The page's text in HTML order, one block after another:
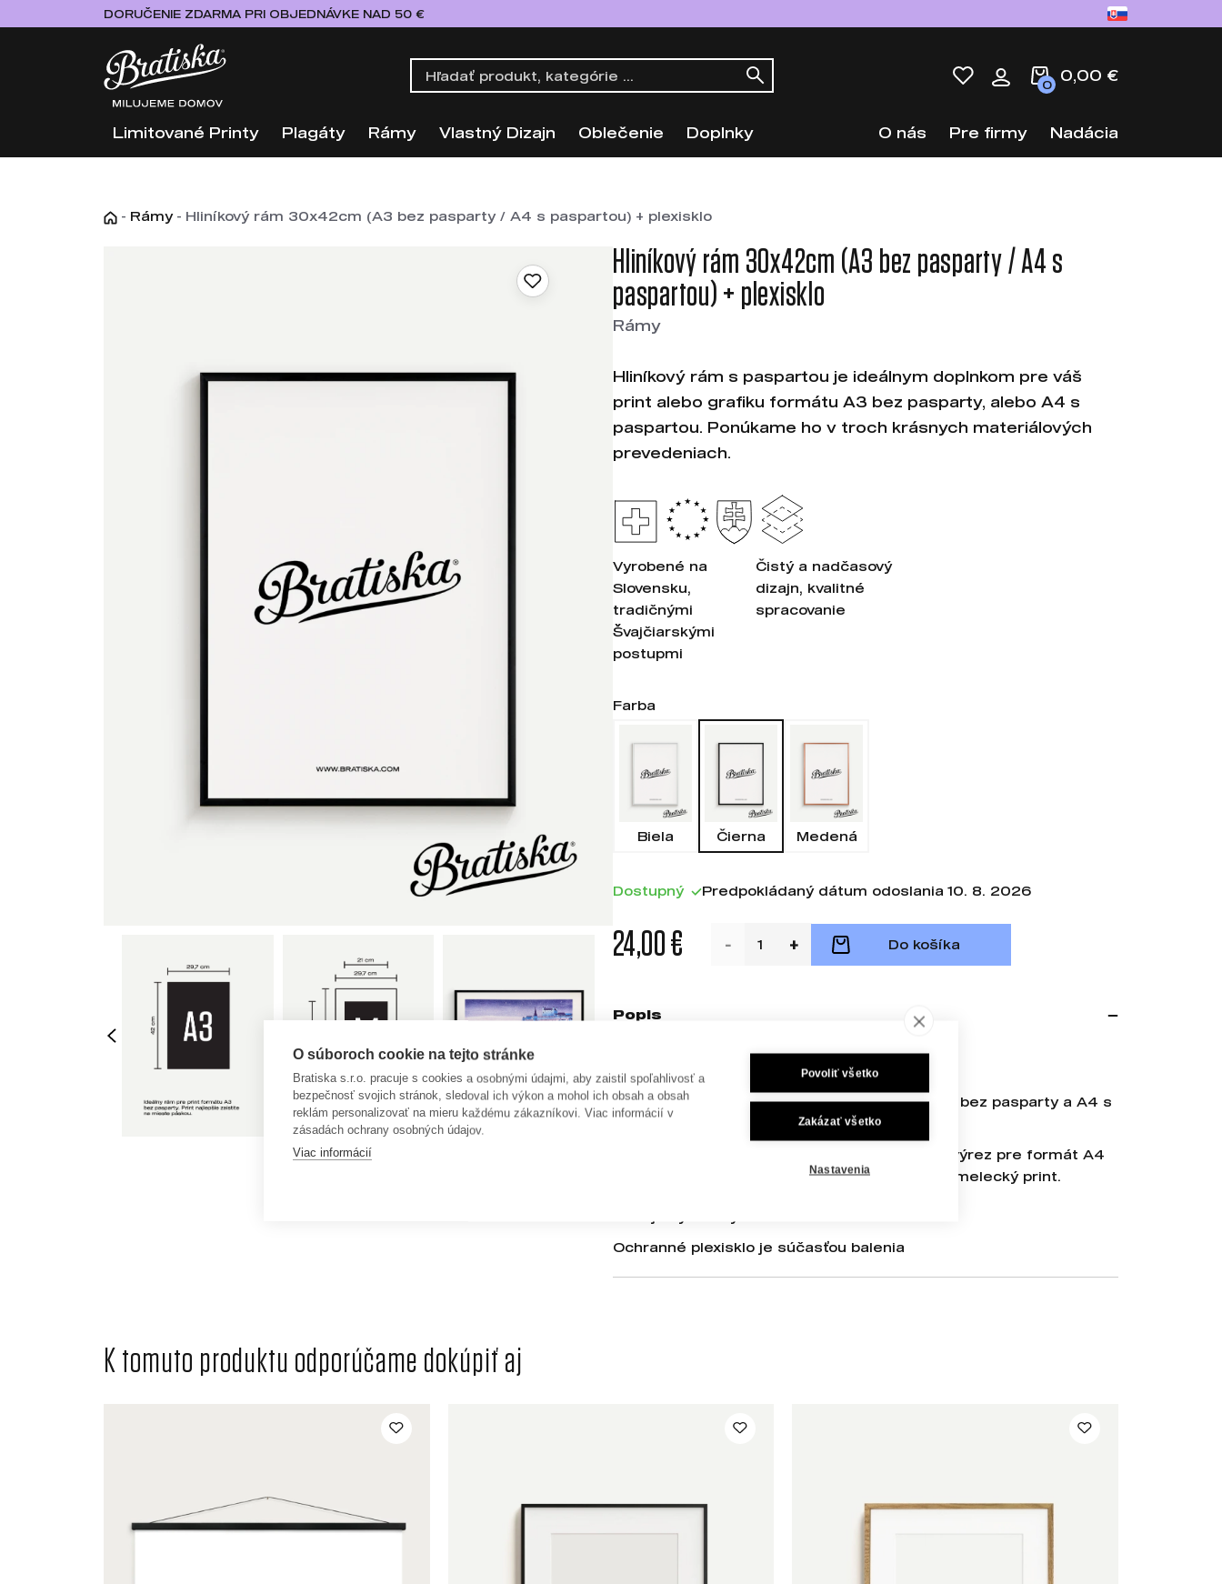
DORUČENIE ZDARMA PRI OBJEDNÁVKE NAD 50 €
0
0,00 €
Limitované Printy Plagáty Rámy Vlastný Dizajn Oblečenie Doplnky O nás Pre firmy Nadácia
- Rámy - Hliníkový rám 30x42cm (A3 bez pasparty / A4 s paspartou) + plexisklo
Hliníkový rám 30x42cm (A3 bez pasparty / A4 s
paspartou) + plexisklo
Rámy
Hliníkový rám s paspartou je ideálnym doplnkom pre váš
print alebo grafiku formátu A3 bez pasparty, alebo A4 s
paspartou. Ponúkame ho v troch krásnych materiálových
prevedeniach.
Vyrobené na
Slovensku,
tradičnými
Švajčiarskými
postupmi
Čistý a nadčasový
dizajn, kvalitné
spracovanie
Farba
Biela Čierna Medená
Dostupný Predpokládaný dátum odoslania 10. 8. 2026
24,00 € Do košíka
Popis
Presná velkosť: 29,7x42 cm
Rám je kompatibilný s printami vo formáte A3 bez pasparty a A4 s
Biela pasparta je súčasťou balenia rámu, má výrez pre formát A4
(s jemnými presahmi) a krásne zvýrazní váš umelecký print.
Ochranné plexisklo je súčasťou balenia
K tomuto produktu odporúčame dokúpiť aj
O súboroch cookie na tejto stránke
Bratiska s.r.o. pracuje s cookies a osobnými údajmi, aby zaistil spoľahlivosť a
bezpečnosť svojich stránok, sledoval ich výkon a mohol ich obsah a obsah
reklám personalizovať na mieru každému zákazníkovi. Viac informácií v
zásadách ochrany osobných údajov.
Viac informácií
Povoliť všetko
Zakázať všetko
Nastavenia